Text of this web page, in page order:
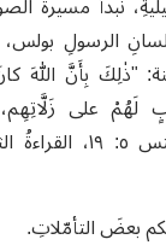
الرسولِ بولس،
"ذٰلِكَ بِأَنَّ اللهَ
لَهُمْ على
المُصالَحَةِ" (٢
بعضَ التأمّلاتِ.